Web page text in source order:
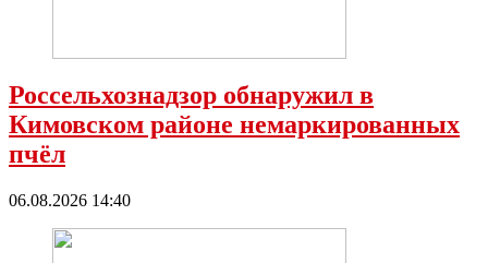
Россельхознадзор обнаружил в
Кимовском районе немаркированных
пчёл
06.08.2026 14:40